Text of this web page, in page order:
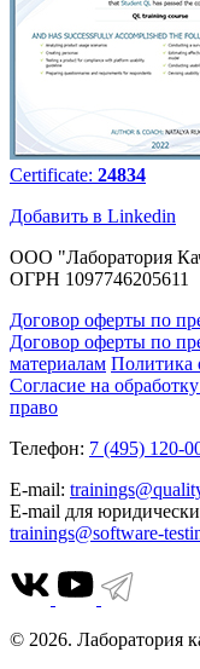
Certificate: 24834
Добавить в Linkedin
ООО "Лаборатория
ОГРН 1097746205611
Договор оферты по
Договор оферты по
материалам Политика
Согласие на
право
Телефон: 7 (495) 120-
E-mail:
E-mail для
trainings@software-
© 2026. Лаборатория